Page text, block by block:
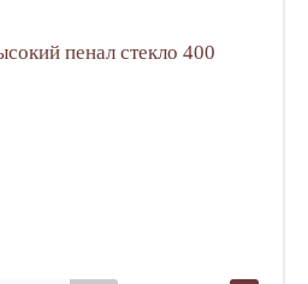
пенал стекло 400